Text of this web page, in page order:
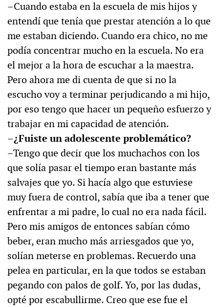
–Cuando estaba en la escuela de mis hijos y
entendí que tenía que prestar atención a lo que
me estaban diciendo. Cuando era chico, no me
podía concentrar mucho en la escuela. No era
el mejor a la hora de escuchar a la maestra.
Pero ahora me di cuenta de que si no la
escucho voy a terminar perjudicando a mi hijo,
por eso tengo que hacer un pequeño esfuerzo y
trabajar en mi capacidad de atención.
–¿Fuiste un adolescente problemático?
–Tengo que decir que los muchachos con los
que solía pasar el tiempo eran bastante más
salvajes que yo. Si hacía algo que estuviese
muy fuera de control, sabía que iba a tener que
enfrentar a mi padre, lo cual no era nada fácil.
Pero mis amigos de entonces sabían cómo
beber, eran mucho más arriesgados que yo,
solían meterse en problemas. Recuerdo una
pelea en particular, en la que todos se estaban
pegando con palos de golf. Yo, por las dudas,
opté por escabullirme. Creo que ese fue el